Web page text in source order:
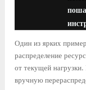
Один из ярких
распределение
от текущей
вручную